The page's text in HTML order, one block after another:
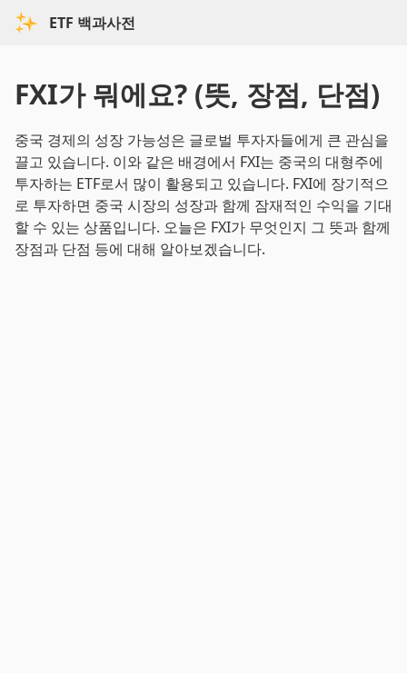
ETF 백과사전
FXI가 뭐에요? (뜻, 장점, 단점)
중국 경제의 성장 가능성은 글로벌 투자자들에게 큰 관심을
끌고 있습니다. 이와 같은 배경에서 FXI는 중국의 대형주에
투자하는 ETF로서 많이 활용되고 있습니다. FXI에 장기적으
로 투자하면 중국 시장의 성장과 함께 잠재적인 수익을 기대
할 수 있는 상품입니다. 오늘은 FXI가 무엇인지 그 뜻과 함께
장점과 단점 등에 대해 알아보겠습니다.